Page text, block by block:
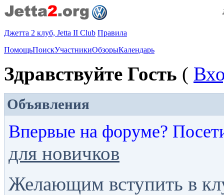
Джетта 2 клуб, Jetta II Club Правила
ПомощьПоискУчастникиОбзорыКалендарь
Здравствуйте Гость (
Объявления
Впервые на форуме?
для новичков
Желающим вступить в